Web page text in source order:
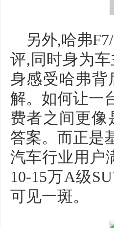
另外,哈弗
评,同时身为
身感受哈弗背
解。如何让一
费者之间更像
答案。而正是
汽车行业用户
10-15万A级
可见一斑。